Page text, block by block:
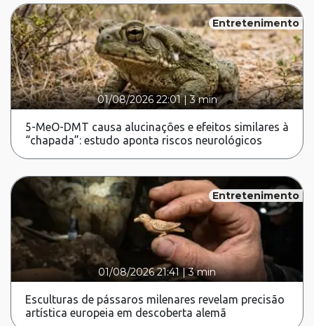
Entretenimento
01/08/2026 22:01|3 min
5-MeO-DMT causa alucinações e efeitos similares à
“chapada”: estudo aponta riscos neurológicos
Entretenimento
01/08/2026 21:41 |3 min
Esculturas de pássaros milenares revelam precisão
artística europeia em descoberta alemã